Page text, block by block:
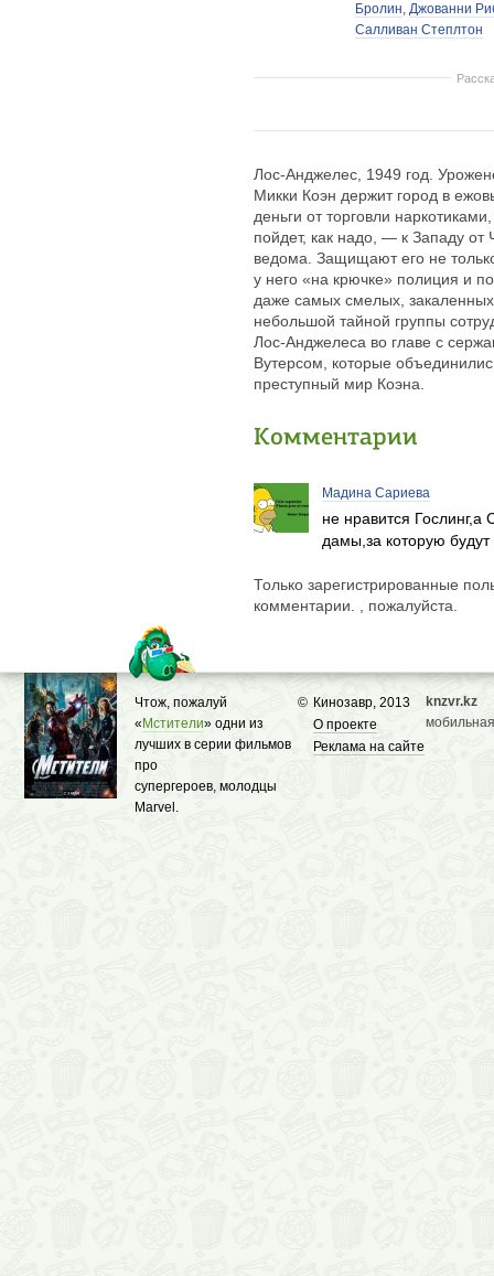
Бролин, Джованни
Салливан Степлтон
Лос-Анджелес, 1949 год.
Микки Коэн держит город в
деньги от торговли
пойдет, как надо, — к Западу от
ведома. Защищают его не
у него «на крючке» полиция и
даже самых смелых,
небольшой тайной группы
Лос-Анджелеса во главе с
Вутерсом, которые
преступный мир Коэна.
Комментарии
Мадина Сариева
не нравится Гослинг,а
дамы,за которую
Только зарегистрированные
комментарии. , пожалуйста.
© Кинозавр, 2013
О проекте
Реклама на сайте
Чтож, пожалуй
« Мстители» одни из
лучших в серии фильмов
про
супергероев, молодцы
Marvel.
knzvr.kz